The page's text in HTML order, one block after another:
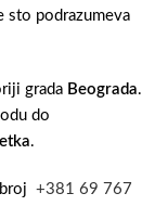
sto podrazumeva
grada Beograda.
do
.
+381 69 767